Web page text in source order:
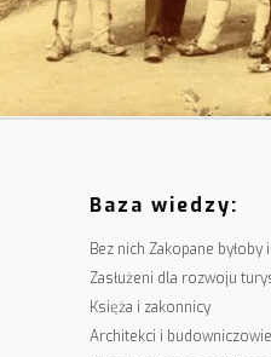
Baza wiedzy:
Bez nich Zakopane byłoby
Zasłużeni dla rozwoju
Księża i zakonnicy
Architekci i